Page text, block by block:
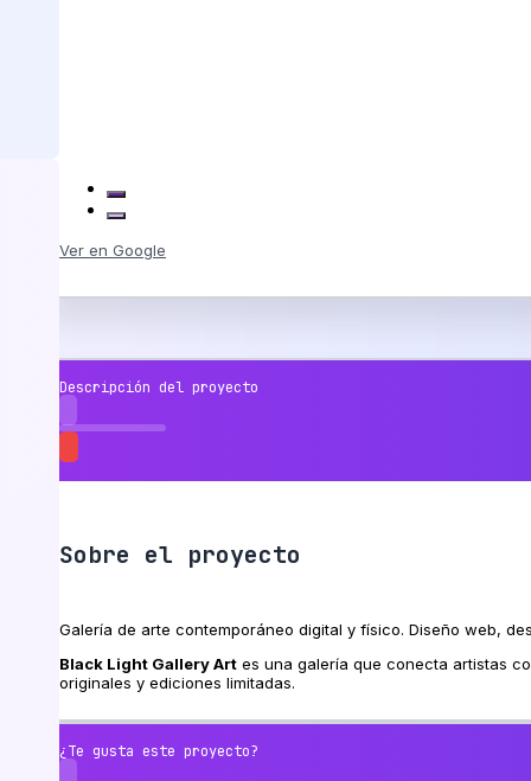
Ver en Google
Descripción del proyecto
Sobre el proyecto
Galería de arte contemporáneo digital y físico. Diseño web,
Black Light Gallery Art es una galería que conecta artistas
originales y ediciones limitadas.
¿Te gusta este proyecto?